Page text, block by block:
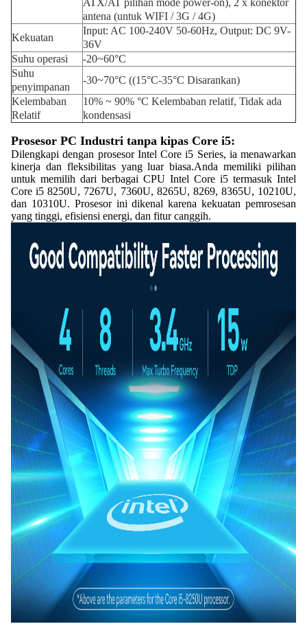
ATX/AT pilihan mode power-on), 2 x konektor
antena (untuk WIFI / 3G / 4G)
Kekuatan
Input: AC 100-240V 50-60Hz, Output: DC 9V-
36V
Suhu operasi
-20~60°C
Suhu
penyimpanan
-30~70°C ((15°C-35°C Disarankan)
Kelembaban
Relatif
10% ~ 90% °C Kelembaban relatif, Tidak ada
kondensasi
Prosesor PC Industri tanpa kipas Core i5:
Dilengkapi dengan prosesor Intel Core i5 Series, ia menawarkan
kinerja dan fleksibilitas yang luar biasa.Anda memiliki pilihan
untuk memilih dari berbagai CPU Intel Core i5 termasuk Intel
Core i5 8250U, 7267U, 7360U, 8265U, 8269, 8365U, 10210U,
dan 10310U. Prosesor ini dikenal karena kekuatan pemrosesan
yang tinggi, efisiensi energi, dan fitur canggih.